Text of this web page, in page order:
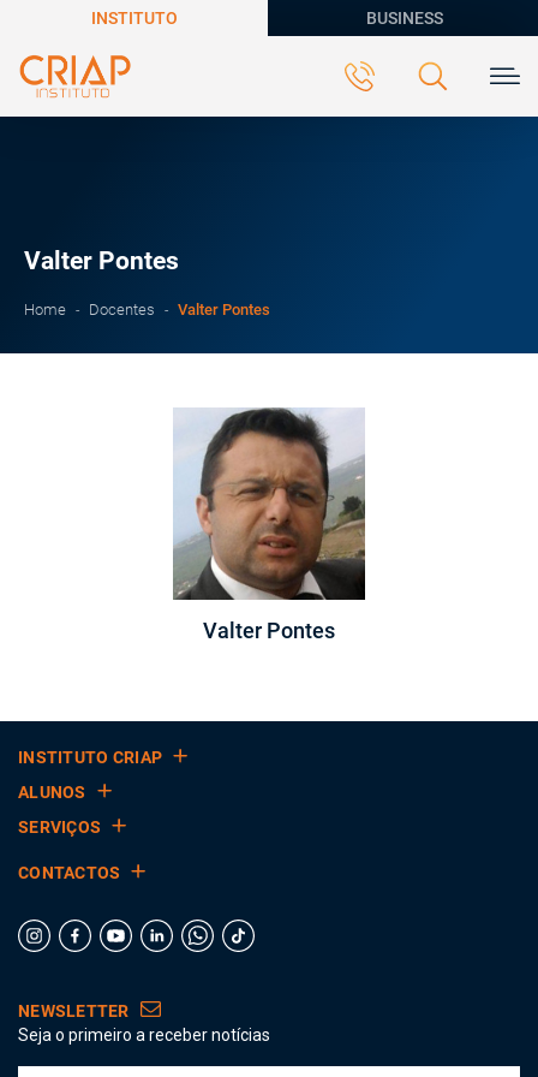
INSTITUTO BUSINESS
Valter Pontes
Home Docentes Valter Pontes
Valter Pontes
INSTITUTO CRIAP
ALUNOS
SERVIÇOS
CONTACTOS
NEWSLETTER
Seja o primeiro a receber notícias